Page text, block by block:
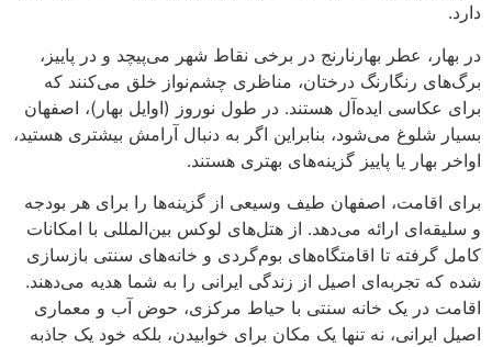
دارد.
در بهار، عطر بهارنارنج در برخی نقاط شهر می‌پیچد و در پاییز،
برگ‌های رنگارنگ درختان، مناظری چشم‌نواز خلق می‌کنند که
برای عکاسی ایده‌آل هستند. در طول نوروز (اوایل بهار)، اصفهان
بسیار شلوغ می‌شود، بنابراین اگر به دنبال آرامش بیشتری هستید،
اواخر بهار یا پاییز گزینه‌های بهتری هستند.
برای اقامت، اصفهان طیف وسیعی از گزینه‌ها را برای هر بودجه
و سلیقه‌ای ارائه می‌دهد. از هتل‌های لوکس بین‌المللی با امکانات
کامل گرفته تا اقامتگاه‌های بوم‌گردی و خانه‌های سنتی بازسازی
شده که تجربه‌ای اصیل از زندگی ایرانی را به شما هدیه می‌دهند.
اقامت در یک خانه سنتی با حیاط مرکزی، حوض آب و معماری
اصیل ایرانی، نه تنها یک مکان برای خوابیدن، بلکه خود یک جاذبه